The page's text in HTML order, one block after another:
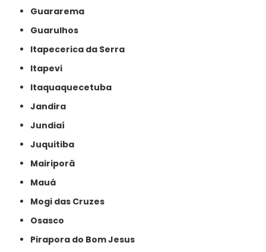
Guararema
Guarulhos
Itapecerica da Serra
Itapevi
Itaquaquecetuba
Jandira
Jundiaí
Juquitiba
Mairiporã
Mauá
Mogi das Cruzes
Osasco
Pirapora do Bom Jesus